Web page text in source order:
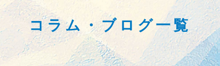
コラム・ブログ一覧